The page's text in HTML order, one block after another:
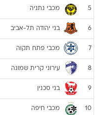
5 מכבי נתניה
6 בני יהודה תל-אביב
7 מכבי פתח תקוה
8 עירוני קרית שמונה
9 בני סכנין
10 מכבי חיפה